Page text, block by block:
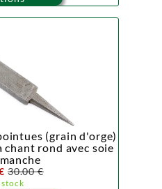
(grain d'orge)
chant rond avec soie
30.00 €
stock